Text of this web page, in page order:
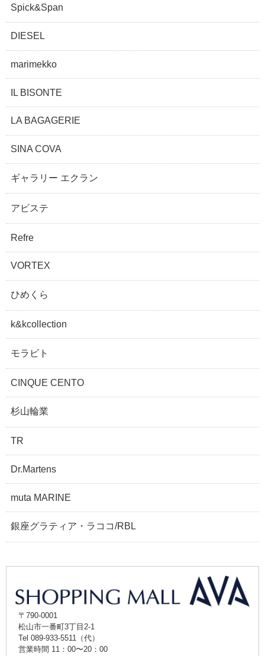
Spick&Span
DIESEL
marimekko
IL BISONTE
LA BAGAGERIE
SINA COVA
ギャラリー エクラン
アビステ
Refre
VORTEX
ひめくら
k&kcollection
モラビト
CINQUE CENTO
杉山輪業
TR
Dr.Martens
muta MARINE
銀座グラティア・ラココ/RBL
〒790-0001
松山市一番町3丁目2-1
Tel 089-933-5511（代）
営業時間 11：00〜20：00